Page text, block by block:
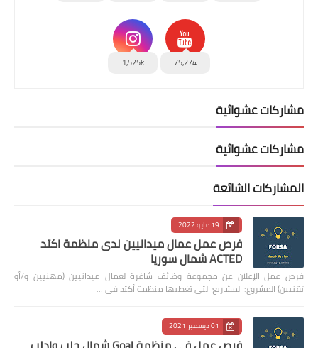
75,274
1,525k
مشاركات عشوائية
مشاركات عشوائية
المشاركات الشائعة
19 مايو 2022
فرص عمل عمال ميدانيين لدى منظمة اكتد
ACTED شمال سوريا
فرص عمل الإعلان عن مجموعة وظائف شاغرة لعمال ميدانيين (مهنيين و/أو
تقنيين) المشروع: المشاريع التي تغطيها منظمة أكتد في …
01 ديسمبر 2021